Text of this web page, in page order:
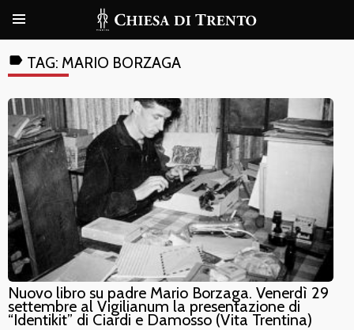
label TAG: MARIO BORZAGA
Nuovo libro su padre Mario Borzaga. Venerdì 29
settembre al Vigilianum la presentazione di
“Identikit” di Ciardi e Damosso (Vita Trentina)